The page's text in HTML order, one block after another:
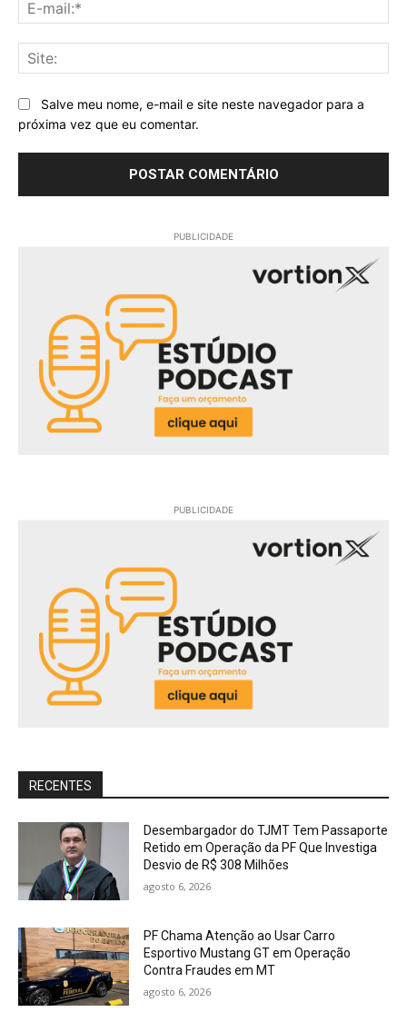
Salve meu nome, e-mail e site neste navegador para a
próxima vez que eu comentar.
PUBLICIDADE
PUBLICIDADE
RECENTES
Desembargador do TJMT Tem Passaporte
Retido em Operação da PF Que Investiga
Desvio de R$ 308 Milhões
agosto 6, 2026
PF Chama Atenção ao Usar Carro
Esportivo Mustang GT em Operação
Contra Fraudes em MT
agosto 6, 2026